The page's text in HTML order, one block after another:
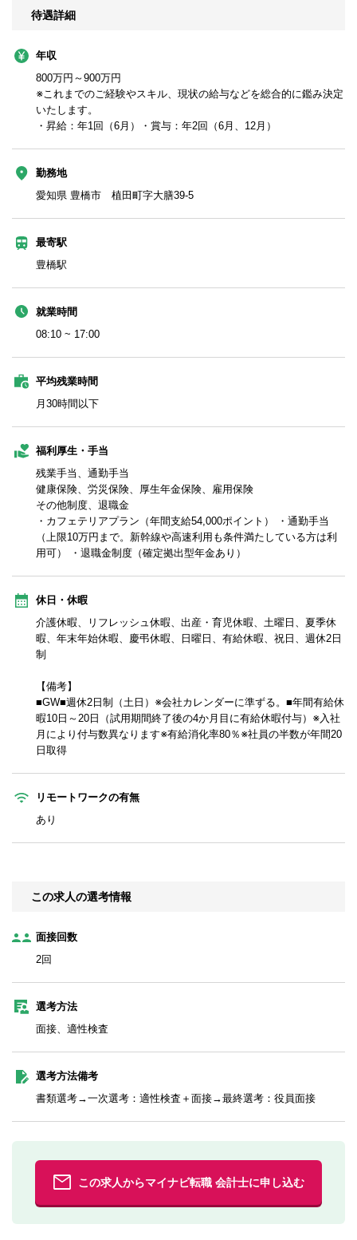
待遇詳細
年収
800万円～900万円
※これまでのご経験やスキル、現状の給与などを総合的に鑑み決定
いたします。
・昇給：年1回（6月）・賞与：年2回（6月、12月）
勤務地
愛知県 豊橋市 植田町字大膳39-5
最寄駅
豊橋駅
就業時間
08:10 ~ 17:00
平均残業時間
月30時間以下
福利厚生・手当
残業手当、通勤手当
健康保険、労災保険、厚生年金保険、雇用保険
その他制度、退職金
・カフェテリアプラン（年間支給54,000ポイント） ・通勤手当
（上限10万円まで。新幹線や高速利用も条件満たしている方は利
用可） ・退職金制度（確定拠出型年金あり）
休日・休暇
介護休暇、リフレッシュ休暇、出産・育児休暇、土曜日、夏季休
暇、年末年始休暇、慶弔休暇、日曜日、有給休暇、祝日、週休2日
制
【備考】
■GW■週休2日制（土日）※会社カレンダーに準ずる。■年間有給休
暇10日～20日（試用期間終了後の4か月目に有給休暇付与）※入社
月により付与数異なります※有給消化率80％※社員の半数が年間20
日取得
リモートワークの有無
あり
この求人の選考情報
面接回数
2回
選考方法
面接、適性検査
選考方法備考
書類選考→一次選考：適性検査＋面接→最終選考：役員面接
この求人からマイナビ転職 会計士に申し込む